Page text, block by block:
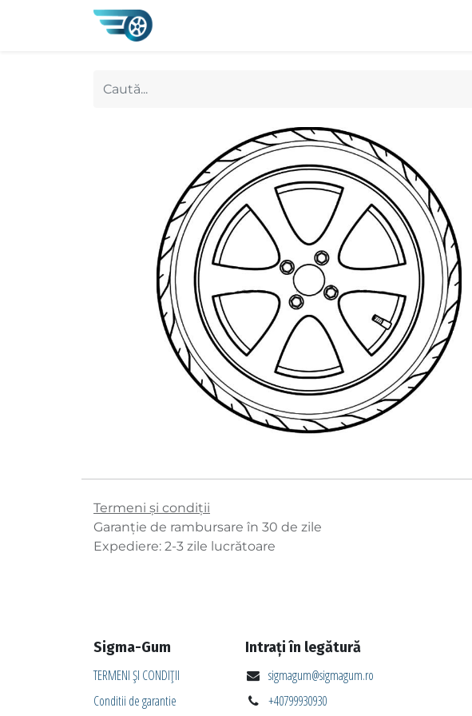
Termeni și condiții
Garanție de rambursare în 30 de zile
Expediere: 2-3 zile lucrătoare
Sigma-Gum
TERMENI ȘI CONDIȚII
Conditii de garantie
Intrați în legătură
sigmagum@sigmagum.ro
+40799930930